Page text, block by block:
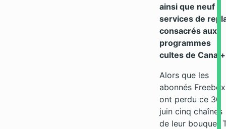
ainsi que neuf
services de
consacrés aux
programmes
cultes de
Alors que les
abonnés Freebox
ont perdu ce 30
juin cinq chaînes
de leur bouquet